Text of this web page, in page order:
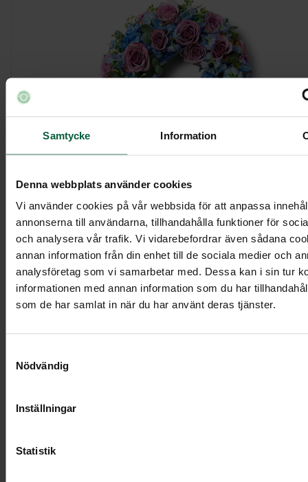
Samtycke Information
Denna webbplats använder cookies
Vi använder cookies på vår webbsida för att anpassa
annonserna till användarna, tillhandahålla funktioner för
och analysera vår trafik. Vi vidarebefordrar även sådana
annan information från din enhet till de sociala medier och
analysföretag som vi samarbetar med. Dessa kan i sin tur
informationen med annan information som du har
som de har samlat in när du har använt deras tjänster.
Nödvändig
Inställningar
Statistik
Krans - Harmoniska rosor, större
4 395 kr
Visa mer